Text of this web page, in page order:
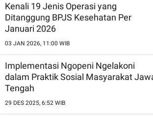
Kenali 19 Jenis Operasi yang
Ditanggung BPJS Kesehatan Per
Januari 2026
03 JAN 2026, 11:00 WIB
Implementasi Ngopeni Ngelakoni
dalam Praktik Sosial Masyarakat
Tengah
29 DES 2025, 6:52 WIB